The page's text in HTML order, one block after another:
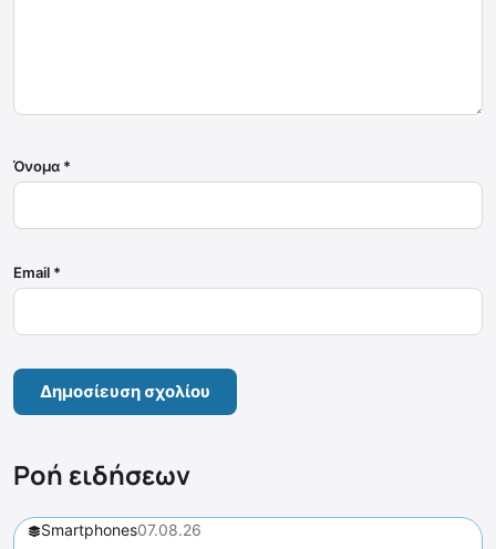
Όνομα *
Email *
Ροή ειδήσεων
Smartphones07.08.26